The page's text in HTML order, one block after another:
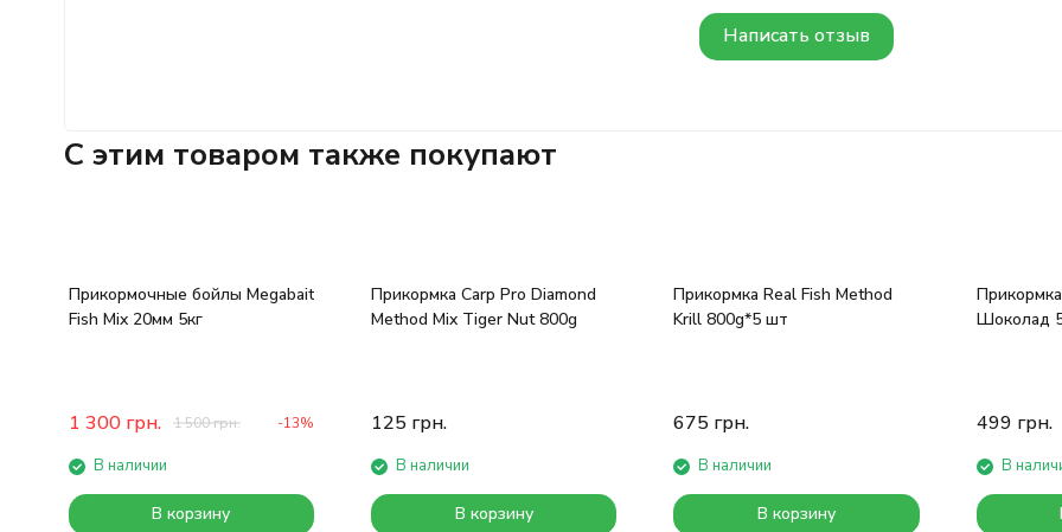
Написать отзыв
C этим товаром также покупают
Прикормочные бойлы Megabait
Fish Mix 20мм 5кг
1 300 грн. 1 500грн. -13%
В наличии
В корзину
Прикормка Carp Pro Diamond
Method Mix Tiger Nut 800g
125 грн.
В наличии
В корзину
Прикормка Real Fish Method
Krill 800g*5 шт
675 грн.
В наличии
В корзину
Шоколад
499 грн.
В